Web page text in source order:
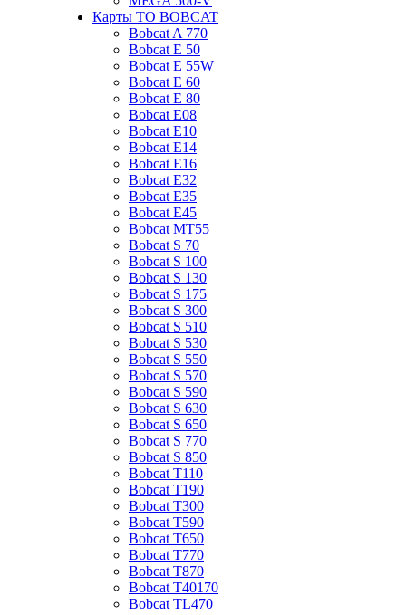
Карты ТО BOBCAT
Bobcat A 770
Bobcat E 50
Bobcat E 55W
Bobcat E 60
Bobcat E 80
Bobcat E08
Bobcat E10
Bobcat E14
Bobcat E16
Bobcat E32
Bobcat E35
Bobcat E45
Bobcat MT55
Bobcat S 70
Bobcat S 100
Bobcat S 130
Bobcat S 175
Bobcat S 300
Bobcat S 510
Bobcat S 530
Bobcat S 550
Bobcat S 570
Bobcat S 590
Bobcat S 630
Bobcat S 650
Bobcat S 770
Bobcat S 850
Bobcat T110
Bobcat T190
Bobcat T300
Bobcat T590
Bobcat T650
Bobcat T770
Bobcat T870
Bobcat T40170
Bobcat TL470